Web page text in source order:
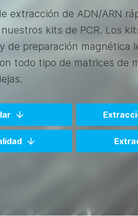
extracción de ADN/ARN
kits de PCR. Los
de preparación magnética
todo tipo de matrices de